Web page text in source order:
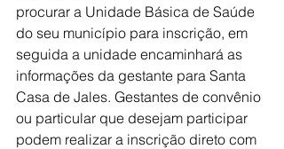
procurar a Unidade Básica de Saúde
do seu município para inscrição, em
seguida a unidade encaminhará as
informações da gestante para Santa
Casa de Jales. Gestantes de convênio
ou particular que desejam participar
podem realizar a inscrição direto com